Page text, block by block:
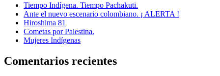
Tiempo Indígena. Tiempo Pachakuti.
Ante el nuevo escenario colombiano. ¡ ALERTA !
Hiroshima 81
Cometas por Palestina.
Mujeres Indígenas
Comentarios recientes